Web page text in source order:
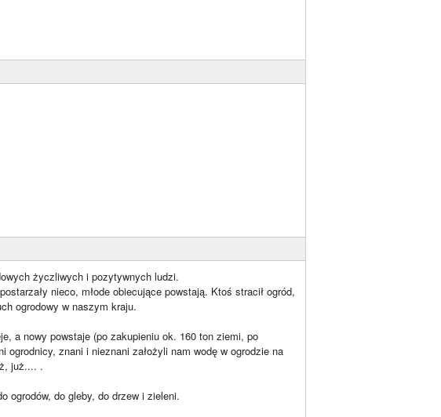
życzliwych i pozytywnych ludzi.
nieco, młode obiecujące powstają. Ktoś stracił ogród,
ogrodowy w naszym kraju.
a nowy powstaje (po zakupieniu ok. 160 ton ziemi, po
znani i nieznani założyli nam wodę w ogrodzie na
już.... .
ogrodów, do gleby, do drzew i zieleni.